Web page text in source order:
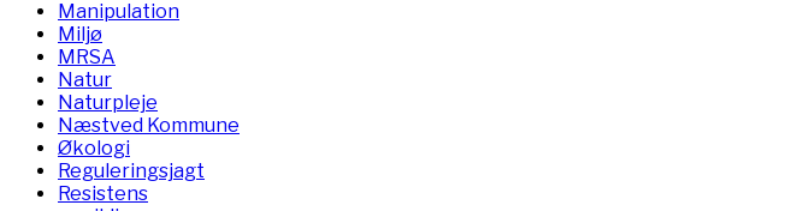
Manipulation
Miljø
MRSA
Natur
Naturpleje
Næstved Kommune
Økologi
Reguleringsjagt
Resistens